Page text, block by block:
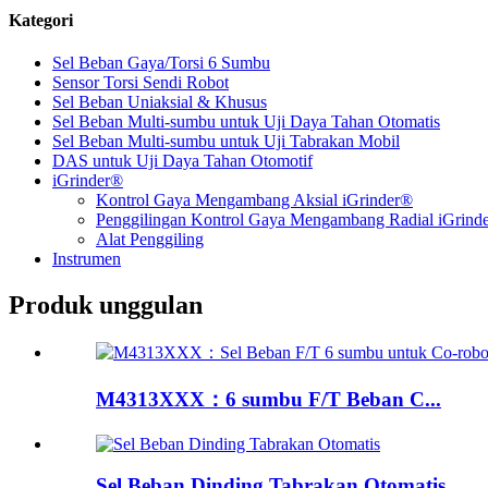
Kategori
Sel Beban Gaya/Torsi 6 Sumbu
Sensor Torsi Sendi Robot
Sel Beban Uniaksial & Khusus
Sel Beban Multi-sumbu untuk Uji Daya Tahan Otomatis
Sel Beban Multi-sumbu untuk Uji Tabrakan Mobil
DAS untuk Uji Daya Tahan Otomotif
iGrinder®
Kontrol Gaya Mengambang Aksial iGrinder®
Penggilingan Kontrol Gaya Mengambang Radial
Alat Penggiling
Instrumen
Produk unggulan
M4313XXX：6 sumbu F/T Beban C...